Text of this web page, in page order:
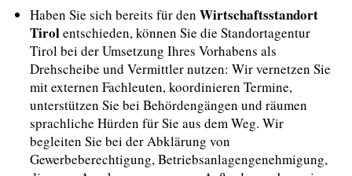
Haben Sie sich bereits für den Wirtschaftsstandort
Tirolentschieden, können Sie die Standortagentur
Tirol bei der Umsetzung Ihres Vorhabens als
Drehscheibe und Vermittler nutzen: Wir vernetzen Sie
mit externen Fachleuten, koordinieren Termine,
unterstützen Sie bei Behördengängen und räumen
sprachliche Hürden für Sie aus dem Weg. Wir
begleiten Sie bei der Abklärung von
Gewerbeberechtigung, Betriebsanlagengenehmigung,